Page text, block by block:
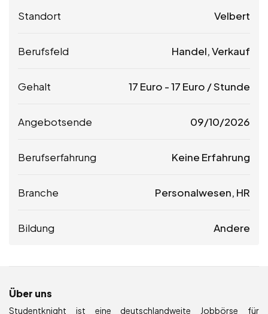
Standort Velbert
Berufsfeld Handel, Verkauf
Gehalt 17 Euro -17 Euro / Stunde
Angebotsende 09/10/2026
Berufserfahrung Keine Erfahrung
Branche Personalwesen, HR
Bildung Andere
Über uns
Studentknight ist eine deutschlandweite Jobbörse für